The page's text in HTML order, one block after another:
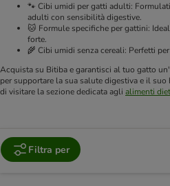
🐾 Cibi umidi per gatti adulti:
adulti con sensibilità digestive.
🐱 Formule specifiche per gattini:
forte.
🌾 Cibi umidi senza cereali: Perfetti
Acquista su Bitiba e garantisci al tuo gatto
per supportare la sua salute digestiva e il
di visitare la sezione dedicata agli alimenti
Filtra per